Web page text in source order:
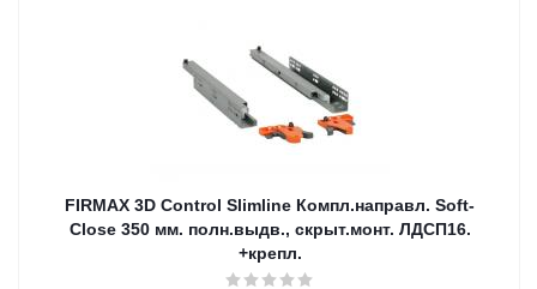
FIRMAX 3D Control Slimline Компл.направл. Soft-
Close 350 мм. полн.выдв., скрыт.монт. ЛДСП16.
+крепл.